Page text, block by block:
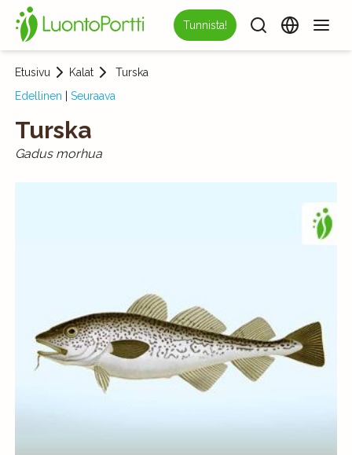
Tunnista!
Etusivu Kalat
Turska
Edellinen
Seuraava
Turska
Gadus morhua